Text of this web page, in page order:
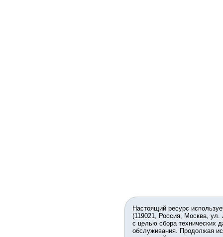
Настоящий ресурс
(119021, Россия, Москва,
с целью сбора технических
обслуживания. Продолжая